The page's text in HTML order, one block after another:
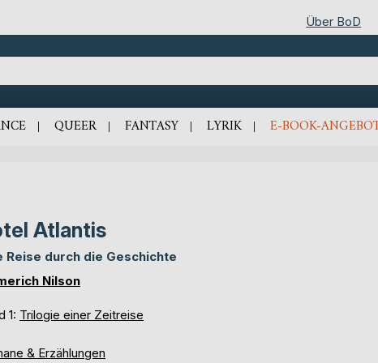
Über BoD
QUEER FANTASY LYRIK E-BOOK-
Atlantis
Reise durch die Geschichte
Nilson
1: Trilogie einer Zeitreise
& Erzählungen